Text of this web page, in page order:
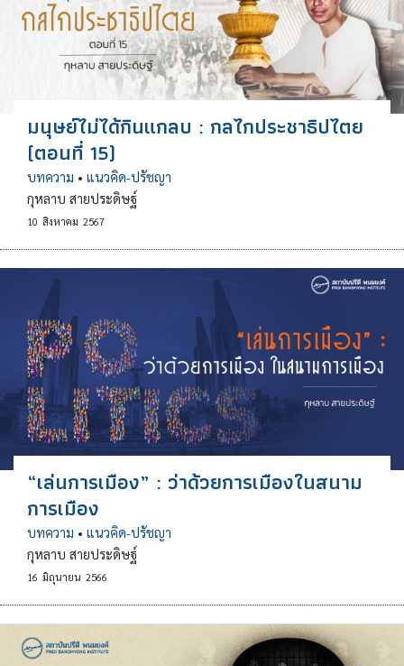
มนุษย์ไม่ได้กินแกลบ : กลไกประชาธิปไตย
(ตอนที่ 15)
บทความ • แนวคิด-ปรัชญา
กุหลาบ สายประดิษฐ์
10 สิงหาคม 2567
“เล่นการเมือง” : ว่าด้วยการเมืองในสนาม
การเมือง
บทความ • แนวคิด-ปรัชญา
กุหลาบ สายประดิษฐ์
16 มิถุนายน 2566